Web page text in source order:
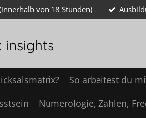
von 18 Stunden)
insights
So arbeitest du
Numerologie, Zahlen,